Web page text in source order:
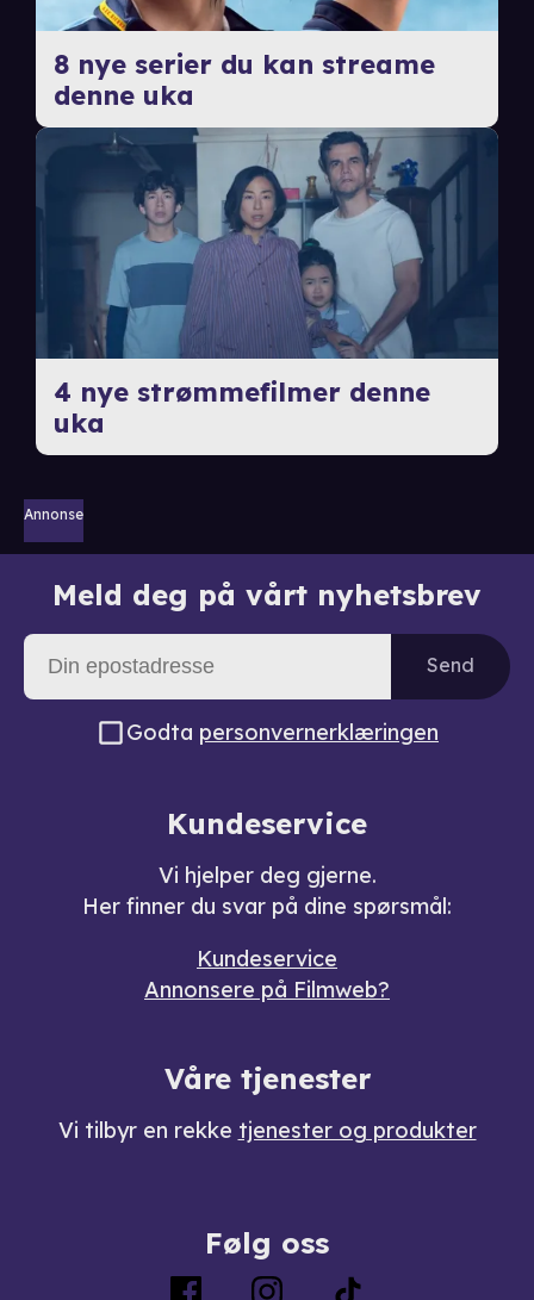
8 nye serier du kan streame
denne uka
4 nye strømmefilmer denne
uka
Annonse
Meld deg på vårt nyhetsbrev
Send
Godta personvernerklæringen
Kundeservice
Vi hjelper deg gjerne.
Her finner du svar på dine spørsmål:
Kundeservice
Annonsere på Filmweb?
Våre tjenester
Vi tilbyr en rekke tjenester og produkter
Følg oss